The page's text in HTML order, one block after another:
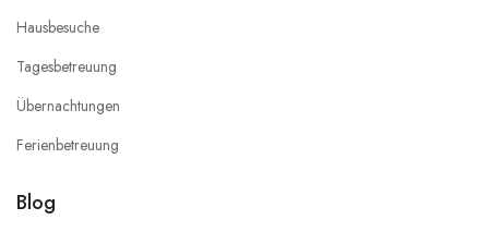
Hausbesuche
Tagesbetreuung
Übernachtungen
Ferienbetreuung
Blog